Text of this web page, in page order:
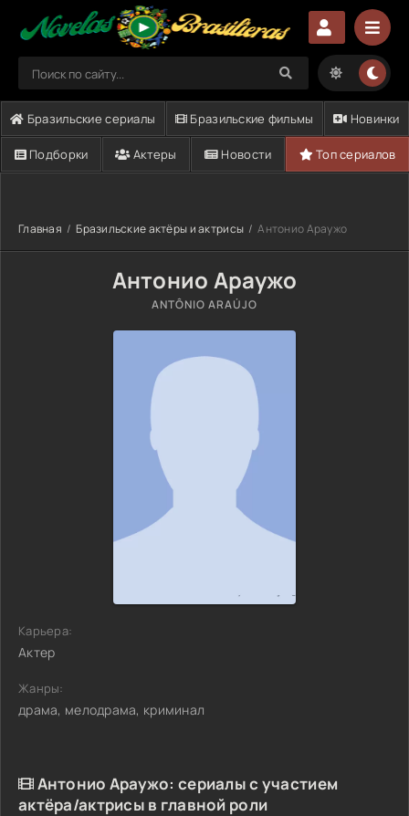
Бразильские сериалы Бразильские фильмы Новинки
Подборки Актеры Новости Топ сериалов
Главная Бразильские актёры и актрисы Антонио Араужо
Антонио Араужо
ANTÔNIO ARAÚJO
Карьера:
Актер
Жанры:
драма, мелодрама, криминал
Антонио Араужо: сериалы с участием
актёра/актрисы в главной роли